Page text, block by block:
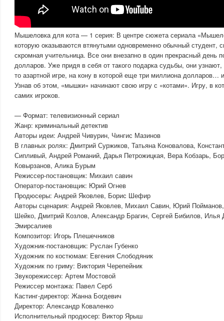
Мышеловка для кота — 1 серия: В центре сюжета сериала
которую оказываются втянутыми одновременно обычный студент,
скромная учительница. Все они внезапно в один прекрасный день
долларов. Уже придя в себя от такого подарка судьбы, они
то азартной игре, на кону в которой еще три миллиона долларов…
Узнав об этом, «мышки» начинают свою игру с «котами». Игру, в
самих игроков.
— Формат: телевизионный сериал
Жанр: криминальный детектив
Авторы идеи: Андрей Чивурин, Чингис Мазинов
В главных ролях: Дмитрий Суржиков, Татьяна Коновалова,
Сипливый, Андрей Романий, Дарья Петрожицкая, Вера Кобзарь,
Ковырзанов, Алика Бурым
Режиссер-постановщик: Михаил савин
Оператор-постановщик: Юрий Огнев
Продюсеры: Андрей Яковлев, Борис Шефир
Авторы сценария: Андрей Яковлев, Михаил Савин, Юрий
Шейко, Дмитрий Козлов, Александр Брагин, Сергей Бибилов,
Эмирсалиев
Композитор: Игорь Плешечников
Художник-постановщик: Руслан Губенко
Художник по костюмам: Евгения Слободяник
Художник по гриму: Виктория Черепейник
Звукорежиссер: Артем Мостовой
Режиссер монтажа: Павел Серб
Кастинг-директор: Жанна Богдевич
Директор: Александр Коваленко
Исполнительный продюсер: Виктор Ярыш